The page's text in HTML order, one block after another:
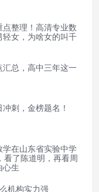
整理！高清专业数
女，为啥女的叫千
总，高中三年这一
刺，金榜题名！
学在山东省实验中学
看了陈道明，再看周
心生
机构实力强